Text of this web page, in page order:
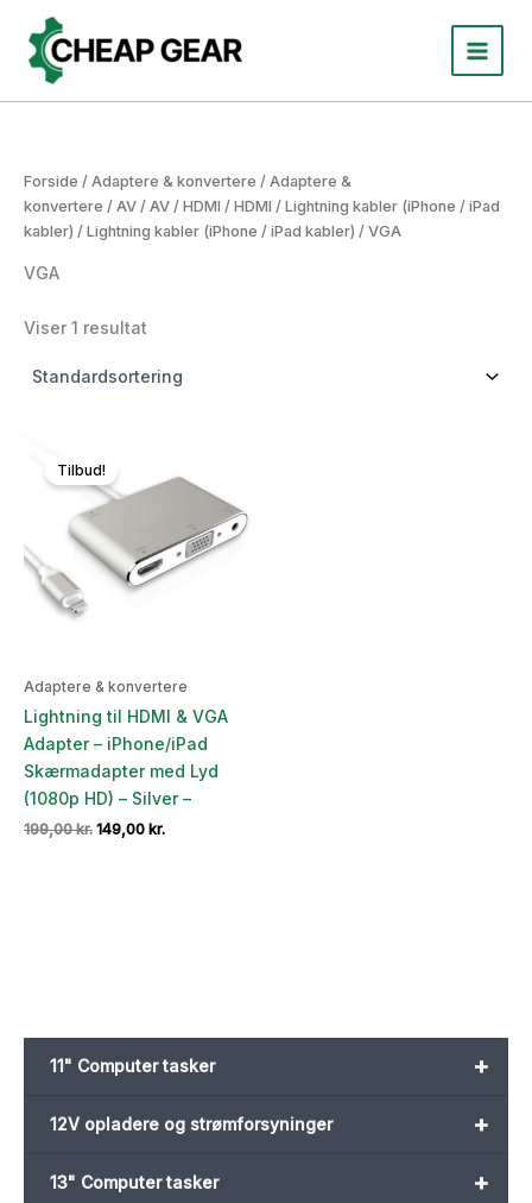
indholdet
+
11" Computer tasker
+
12V opladere og strømforsyninger
+
13" Computer tasker
Forside / Adaptere & konvertere / Adaptere &
konvertere / AV / AV / HDMI / HDMI / Lightning kabler (iPhone / iPad
kabler) / Lightning kabler (iPhone / iPad kabler) / VGA
VGA
Viser 1 resultat
Tilbud!
Adaptere & konvertere
Lightning til HDMI & VGA
Adapter – iPhone/iPad
Skærmadapter med Lyd
(1080p HD) – Silver –
199,00kr. Den
149,00 kr.Den